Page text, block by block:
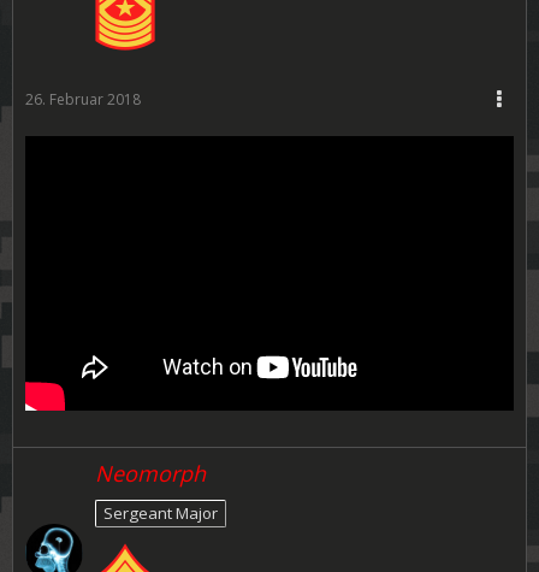
26. Februar 2018
Neomorph
Sergeant Major